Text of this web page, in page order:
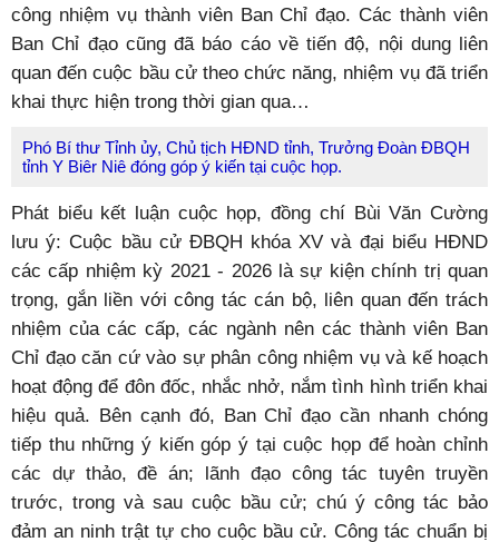
công nhiệm vụ thành viên Ban Chỉ đạo. Các thành viên
Ban Chỉ đạo cũng đã báo cáo về tiến độ, nội dung liên
quan đến cuộc bầu cử theo chức năng, nhiệm vụ đã triển
khai thực hiện trong thời gian qua…
Phó Bí thư Tỉnh ủy, Chủ tịch HĐND tỉnh, Trưởng Đoàn ĐBQH
tỉnh Y Biêr Niê đóng góp ý kiến tại cuộc họp.
Phát biểu kết luận cuộc họp, đồng chí Bùi Văn Cường
lưu ý: Cuộc bầu cử ĐBQH khóa XV và đại biểu HĐND
các cấp nhiệm kỳ 2021 - 2026 là sự kiện chính trị quan
trọng, gắn liền với công tác cán bộ, liên quan đến trách
nhiệm của các cấp, các ngành nên các thành viên Ban
Chỉ đạo căn cứ vào sự phân công nhiệm vụ và kế hoạch
hoạt động để đôn đốc, nhắc nhở, nắm tình hình triển khai
hiệu quả. Bên cạnh đó, Ban Chỉ đạo cần nhanh chóng
tiếp thu những ý kiến góp ý tại cuộc họp để hoàn chỉnh
các dự thảo, đề án; lãnh đạo công tác tuyên truyền
trước, trong và sau cuộc bầu cử; chú ý công tác bảo
đảm an ninh trật tự cho cuộc bầu cử. Công tác chuẩn bị